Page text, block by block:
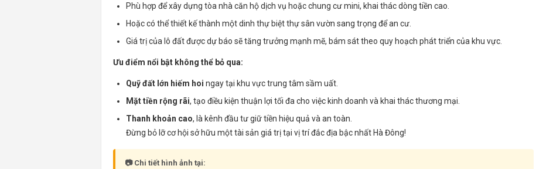
Phù hợp để xây dựng tòa nhà căn hộ dịch vụ hoặc chung cư mini, khai thác dòng tiền cao.
Hoặc có thể thiết kế thành một dinh thự biệt thự sân vườn sang trọng để an cư.
Giá trị của lô đất được dự báo sẽ tăng trưởng mạnh mẽ, bám sát theo quy hoạch phát triển của khu vực.
Ưu điểm nổi bật không thể bỏ qua:
Quỹ đất lớn hiếm hoi ngay tại khu vực trung tâm sầm uất.
Mặt tiền rộng rãi, tạo điều kiện thuận lợi tối đa cho việc kinh doanh và khai thác thương mại.
Thanh khoản cao, là kênh đầu tư giữ tiền hiệu quả và an toàn.
Đừng bỏ lỡ cơ hội sở hữu một tài sản giá trị tại vị trí đắc địa bậc nhất Hà Đông!
📷 Chi tiết hình ảnh tại: